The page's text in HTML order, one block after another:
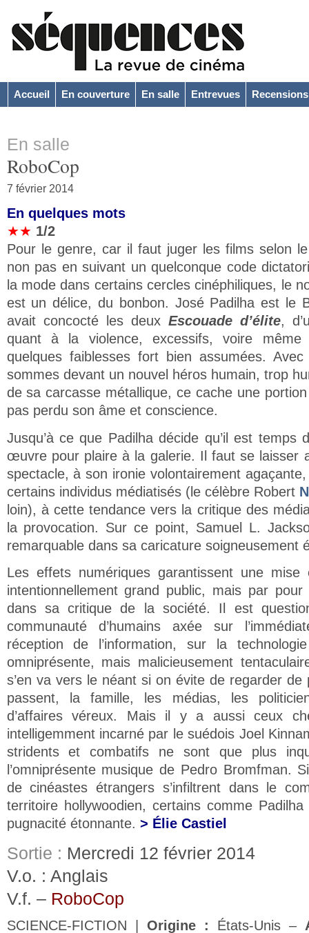
Accueil En couverture En salle Entrevues Recensions
En salle
RoboCop
7 février 2014
En quelques mots
★★ 1/2
Pour le genre, car il faut juger les films selon
non pas en suivant un quelconque code
la mode dans certains cercles cinéphiliques, le
est un délice, du bonbon. José Padilha est le
avait concocté les deux Escouade d’élite,
quant à la violence, excessifs, voire même
quelques faiblesses fort bien assumées.
sommes devant un nouvel héros humain, trop
de sa carcasse métallique, ce cache une portion
pas perdu son âme et conscience.
Jusqu’à ce que Padilha décide qu’il est temps
œuvre pour plaire à la galerie. Il faut se laisser
spectacle, à son ironie volontairement
certains individus médiatisés (le célèbre Robert
loin), à cette tendance vers la critique des
la provocation. Sur ce point, Samuel L.
remarquable dans sa caricature soigneusement
Les effets numériques garantissent une mise
intentionnellement grand public, mais par pour
dans sa critique de la société. Il est
communauté d’humains axée sur
réception de l’information, sur la
omniprésente, mais malicieusement
s’en va vers le néant si on évite de regarder de
passent, la famille, les médias, les
d’affaires véreux. Mais il y a aussi ceux
intelligemment incarné par le suédois Joel
stridents et combatifs ne sont que plus
l’omniprésente musique de Pedro Bromfman.
de cinéastes étrangers s’infiltrent dans le
territoire hollywoodien, certains comme
pugnacité étonnante. > Élie Castiel
Sortie : Mercredi 12 février 2014
V.o. : Anglais
V.f. – RoboCop
SCIENCE-FICTION | Origine : États-Unis –